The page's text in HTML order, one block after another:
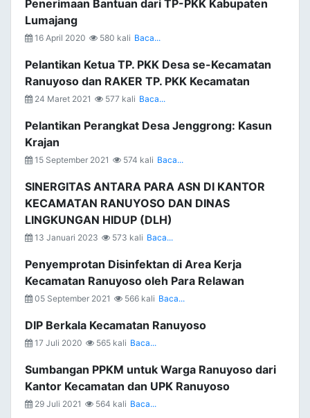
Penerimaan Bantuan dari TP-PKK Kabupaten
Lumajang
16 April 2020 580 kali Baca...
Pelantikan Ketua TP. PKK Desa se-Kecamatan
Ranuyoso dan RAKER TP. PKK Kecamatan
24 Maret 2021 577 kali Baca...
Pelantikan Perangkat Desa Jenggrong: Kasun
Krajan
15 September 2021 574 kali Baca...
SINERGITAS ANTARA PARA ASN DI KANTOR
KECAMATAN RANUYOSO DAN DINAS
LINGKUNGAN HIDUP (DLH)
13 Januari 2023 573 kali Baca...
Penyemprotan Disinfektan di Area Kerja
Kecamatan Ranuyoso oleh Para Relawan
05 September 2021 566 kali Baca...
DIP Berkala Kecamatan Ranuyoso
17 Juli 2020 565 kali Baca...
Sumbangan PPKM untuk Warga Ranuyoso dari
Kantor Kecamatan dan UPK Ranuyoso
29 Juli 2021 564 kali Baca...